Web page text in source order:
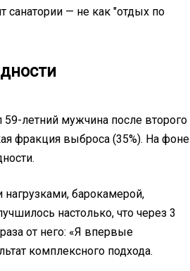
санатории — не как "отдых по
летний мужчина после второго
фракция выброса (35%). На фоне
барокамерой,
настолько, что через 3
от него: «Я впервые
комплексного подхода.